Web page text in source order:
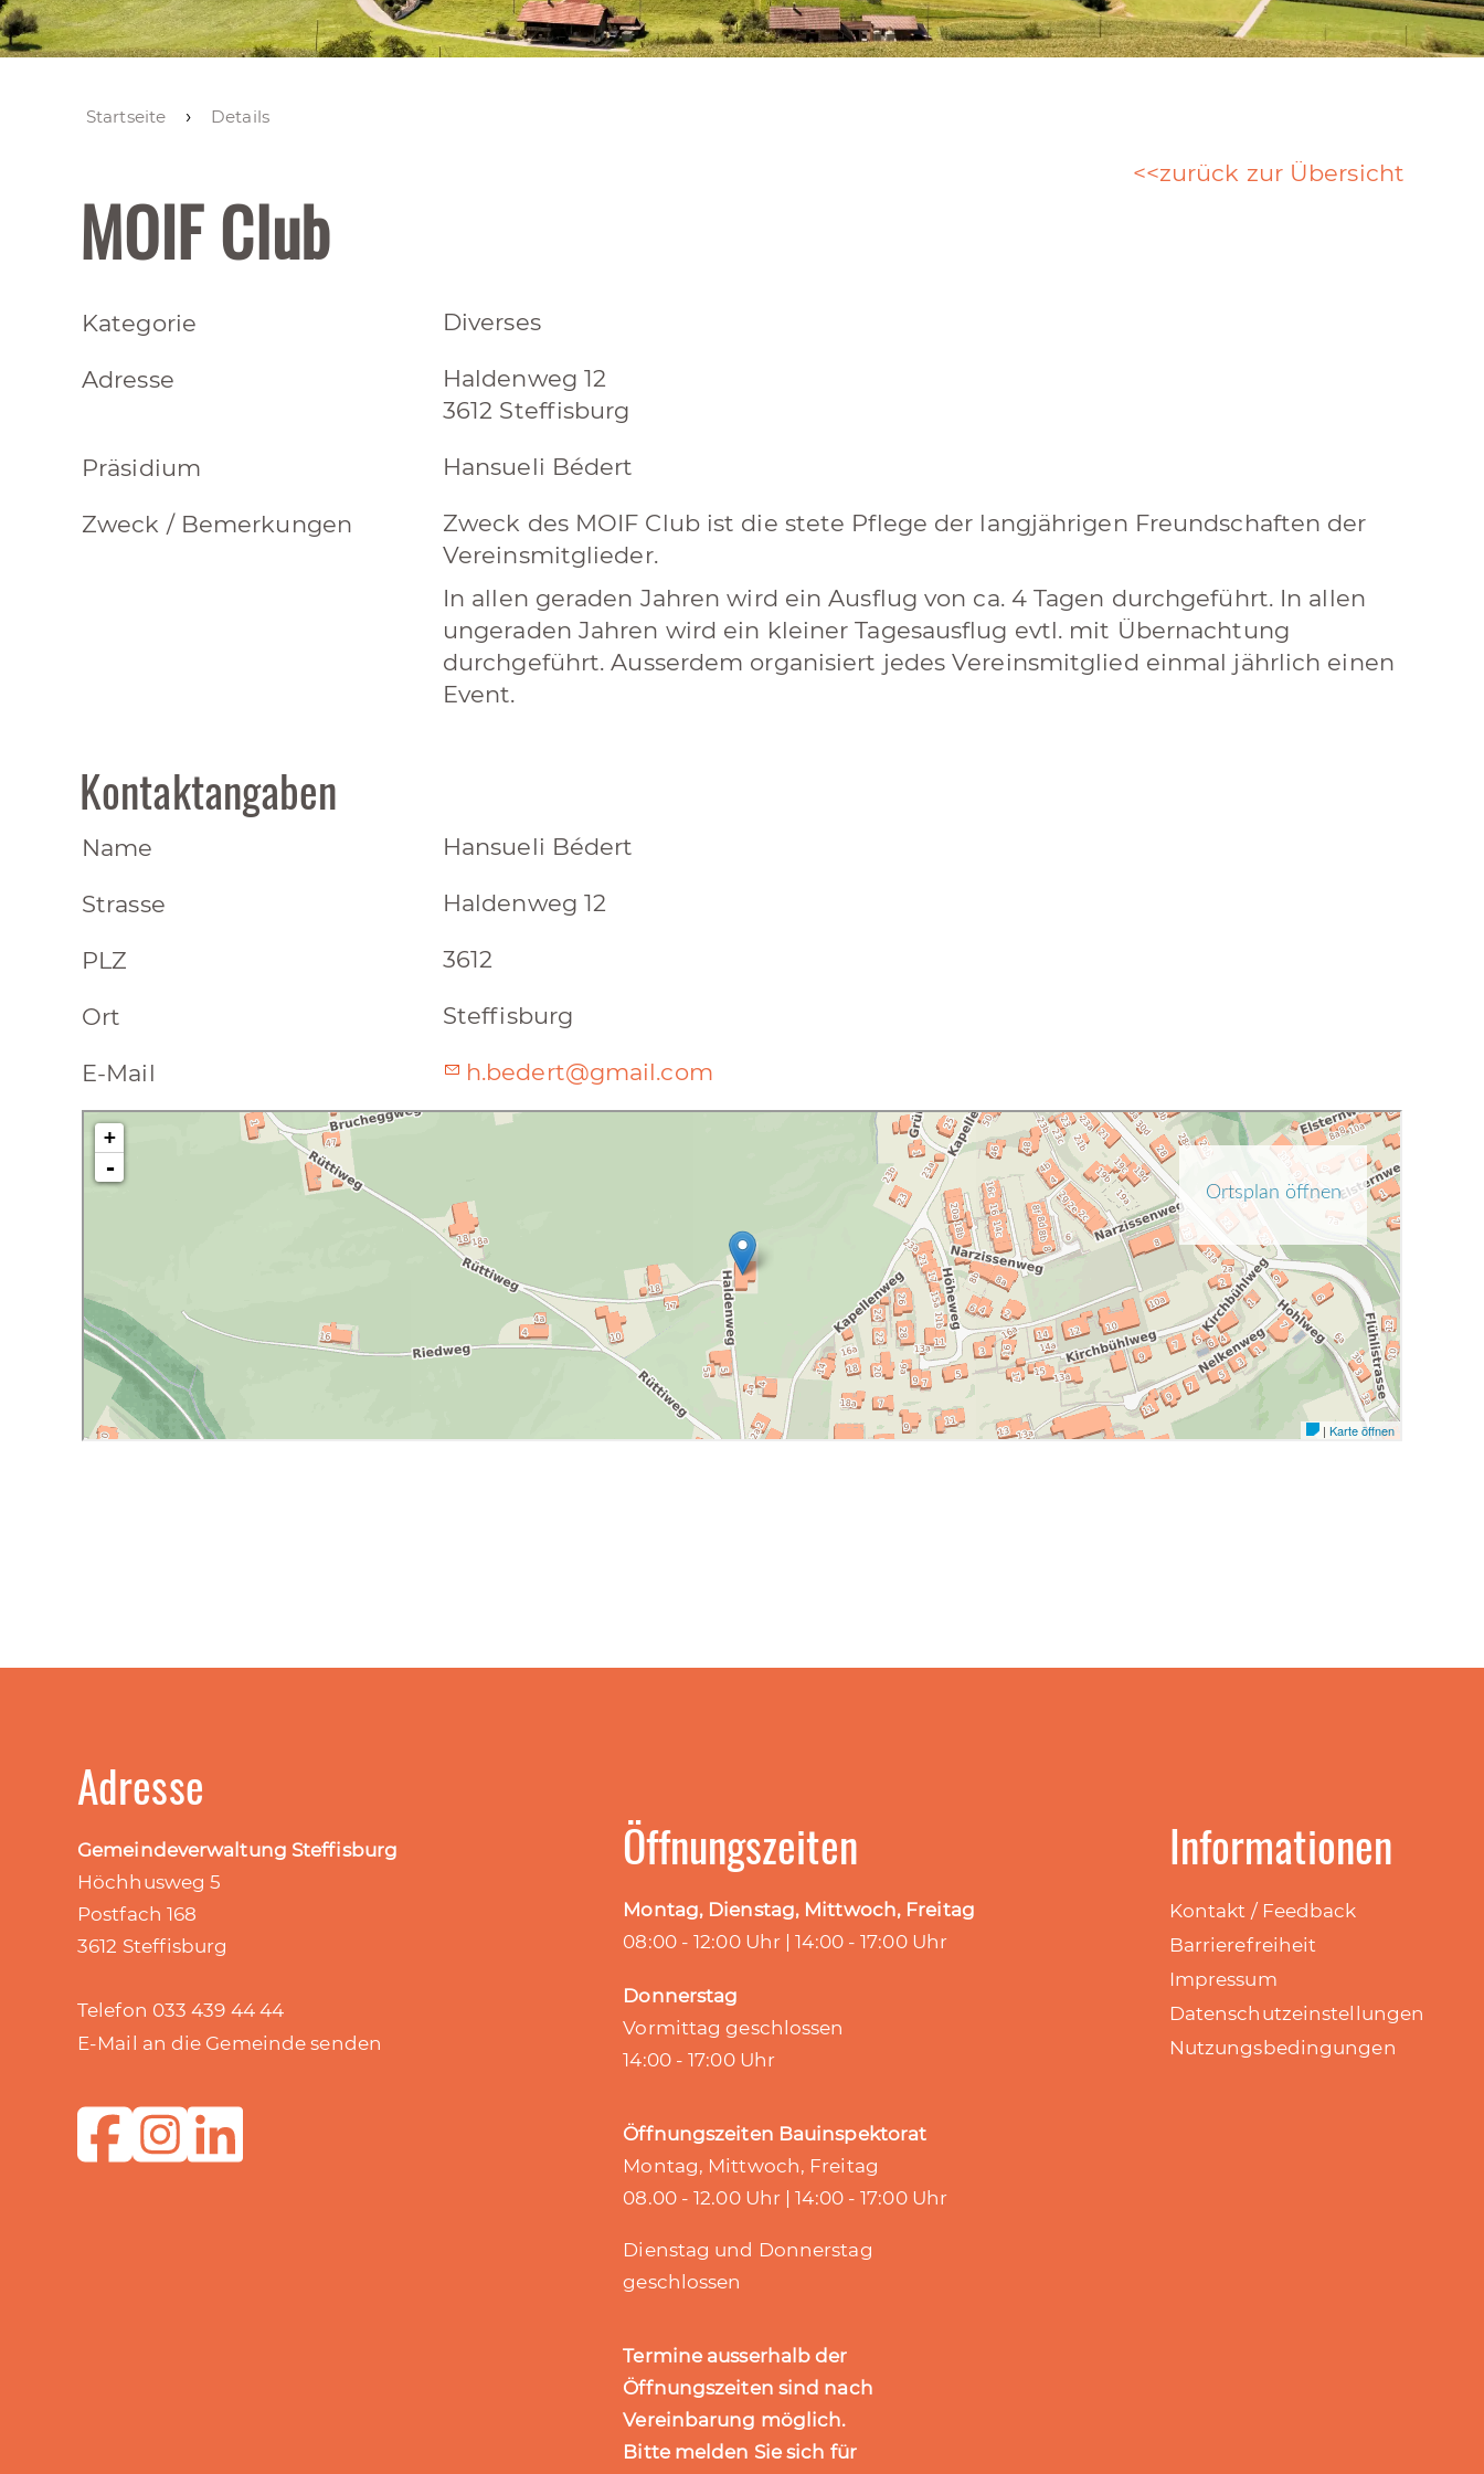
Startseite Details
zurück zur Übersicht
MOIF Club
Kategorie Diverses
Adresse
Haldenweg 12
3612 Steffisburg
Präsidium Hansueli Bédert
Zweck / Bemerkungen
Zweck des MOIF Club ist die stete Pflege der langjährigen Freundschaften der
Vereinsmitglieder.
In allen geraden Jahren wird ein Ausflug von ca. 4 Tagen durchgeführt. In allen
ungeraden Jahren wird ein kleiner Tagesausflug evtl. mit Übernachtung
durchgeführt. Ausserdem organisiert jedes Vereinsmitglied einmal jährlich einen
Event.
Kontaktangaben
Name Hansueli Bédert
Strasse Haldenweg 12
PLZ 3612
Ort Steffisburg
E-Mail h.bedert@gmail.com
Adresse
Gemeindeverwaltung Steffisburg
Höchhusweg 5
Postfach 168
3612 Steffisburg
Telefon 033 439 44 44
E-Mail an die Gemeinde senden
Öffnungszeiten
Montag, Dienstag, Mittwoch, Freitag
08:00 - 12:00 Uhr | 14:00 - 17:00 Uhr
Donnerstag
Vormittag geschlossen
14:00 - 17:00 Uhr
Öffnungszeiten Bauinspektorat
Montag, Mittwoch, Freitag
08.00 - 12.00 Uhr | 14:00 - 17:00 Uhr
Dienstag und Donnerstag
geschlossen
Termine ausserhalb der
Öffnungszeiten sind nach
Vereinbarung möglich.
Bitte melden Sie sich für
Informationen
Kontakt / Feedback
Barrierefreiheit
Impressum
Datenschutzeinstellungen
Nutzungsbedingungen